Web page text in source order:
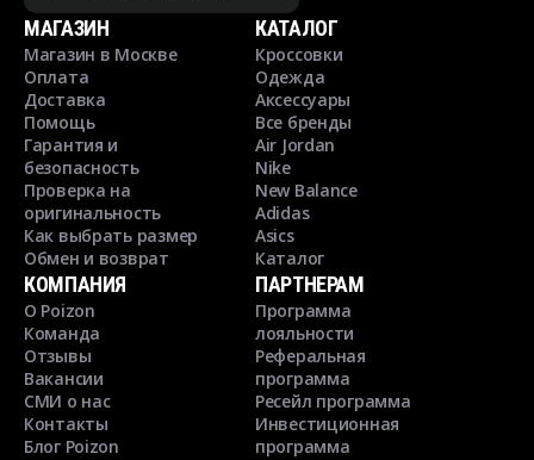
МАГАЗИН
Магазин в Москве
Оплата
Доставка
Помощь
Гарантия и
безопасность
Проверка на
оригинальность
Как выбрать размер
Обмен и возврат
КАТАЛОГ
Кроссовки
Одежда
Аксессуары
Все бренды
Air Jordan
Nike
New Balance
Adidas
Asics
Каталог
КОМПАНИЯ
О Poizon
Команда
Отзывы
Вакансии
СМИ о нас
Контакты
Блог Poizon
ПАРТНЕРАМ
Программа
лояльности
Реферальная
программа
Ресейл программа
Инвестиционная
программа